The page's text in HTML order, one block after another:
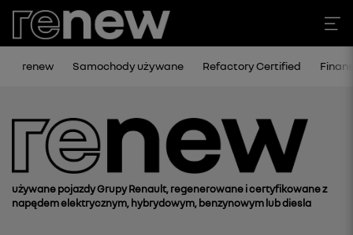
renew Samochody używane Refactory Certified
używane pojazdy Grupy Renault, regenerowane i certyfikowane z
napędem elektrycznym, hybrydowym, benzynowym lub diesla